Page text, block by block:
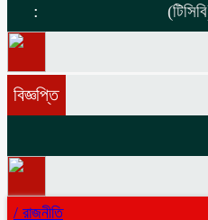
:
বিজ্ঞপ্তি
/ রাজনীতি